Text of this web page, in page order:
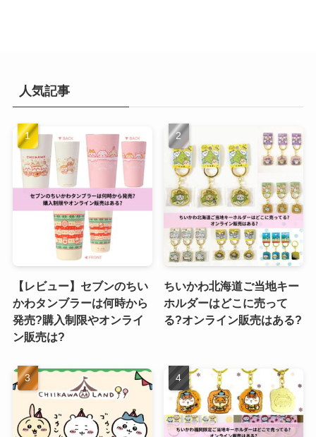
人気記事
【レビュー】セブンのちい
かわタンブラーは何時から
発売?購入制限やオンライ
ン販売は?
ちいかわ北海道ご当地キー
ホルダーはどこに売って
る?オンライン販売はある?